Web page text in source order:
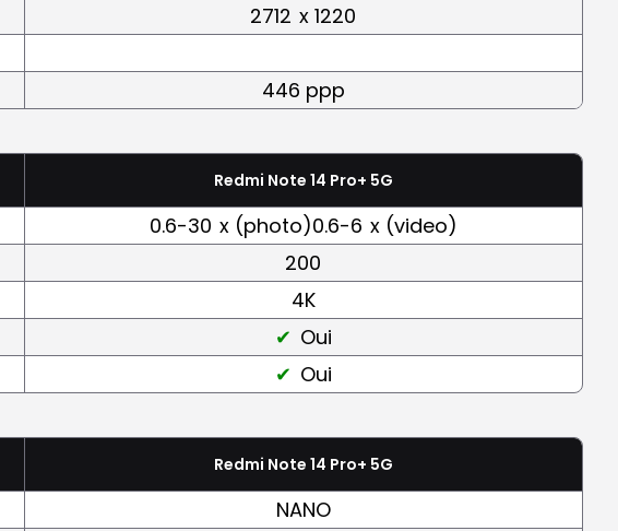
2712 x 1220
446 ppp
Redmi Note 14 Pro+ 5G
0.6-30 x (photo)0.6-6 x (video)
200
4K
Oui
Oui
Redmi Note 14 Pro+ 5G
NANO